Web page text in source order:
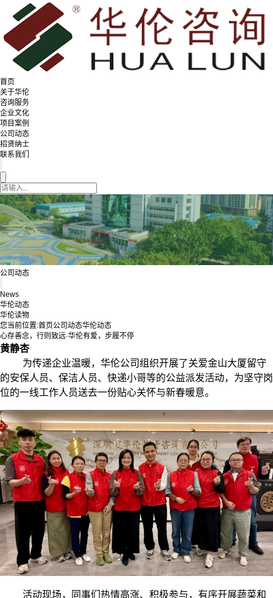
首页
关于华伦
咨询服务
企业文化
项目案例
公司动态
招贤纳士
联系我们
公司动态
News
华伦动态
华伦读物
您当前位置:首页公司动态华伦动态
心存善念，行则致远·华伦有爱，步履不停
黄静杏
为传递企业温暖，华伦公司组织开展了关爱金山大厦留守
的安保人员、保洁人员、快递小哥等的公益派发活动，为坚守岗
位的一线工作人员送去一份贴心关怀与新春暖意。
活动现场，同事们热情高涨、积极参与，有序开展蔬菜和